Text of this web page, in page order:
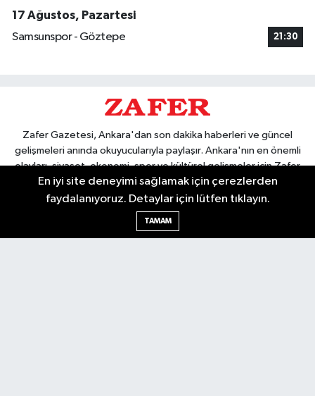
17 Ağustos, Pazartesi
Samsunspor - Göztepe
21:30
Zafer Gazetesi, Ankara'dan son dakika haberleri ve güncel
gelişmeleri anında okuyucularıyla paylaşır. Ankara'nın en önemli
olayları, siyaset, ekonomi, spor ve kültürel gelişmeler için Zafer
Gazetesi'ni takip edin. Başkentin güvendiği haber kaynağı.
En iyi site deneyimi sağlamak için çerezlerden
faydalanıyoruz. Detaylar için lütfen tıklayın.
TAMAM